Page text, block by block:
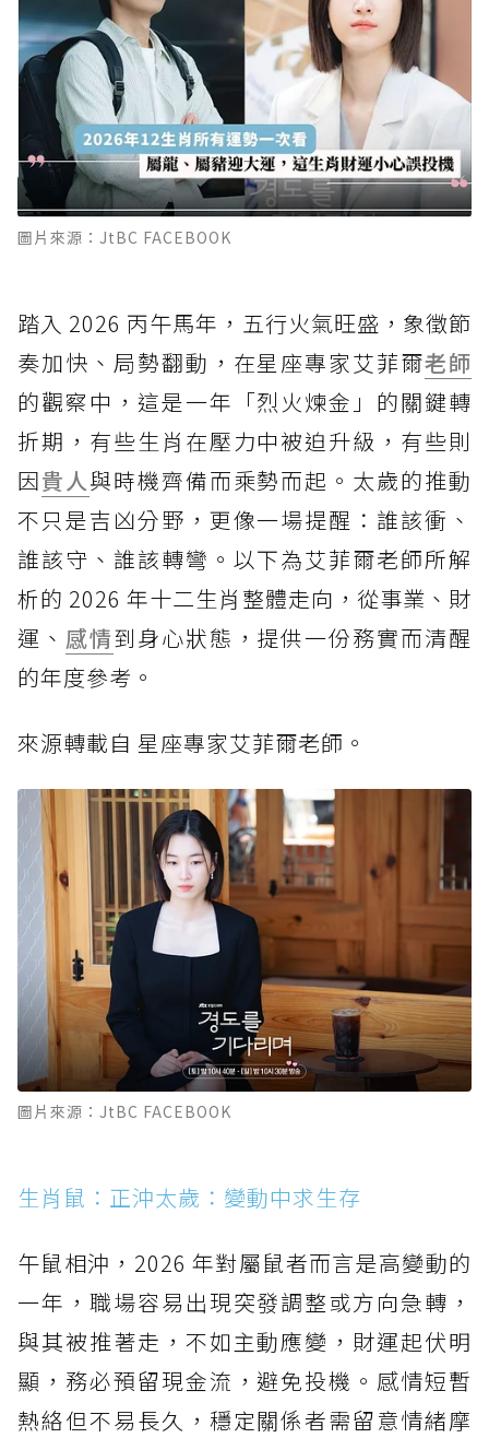
圖片來源：JtBC FACEBOOK
踏入 2026 丙午馬年，五行火氣旺盛，象徵節
奏加快、局勢翻動，在星座專家艾菲爾老師
的觀察中，這是一年「烈火煉金」的關鍵轉
折期，有些生肖在壓力中被迫升級，有些則
因貴人與時機齊備而乘勢而起。太歲的推動
不只是吉凶分野，更像一場提醒：誰該衝、
誰該守、誰該轉彎。以下為艾菲爾老師所解
析的 2026 年十二生肖整體走向，從事業、財
運、 感情到身心狀態，提供一份務實而清醒
的年度參考。
來源轉載自 星座專家艾菲爾老師。
圖片來源：JtBC FACEBOOK
生肖鼠：正沖太歲：變動中求生存
午鼠相沖，2026 年對屬鼠者而言是高變動的
一年，職場容易出現突發調整或方向急轉，
與其被推著走，不如主動應變，財運起伏明
顯，務必預留現金流，避免投機。感情短暫
熱絡但不易長久，穩定關係者需留意情緒摩